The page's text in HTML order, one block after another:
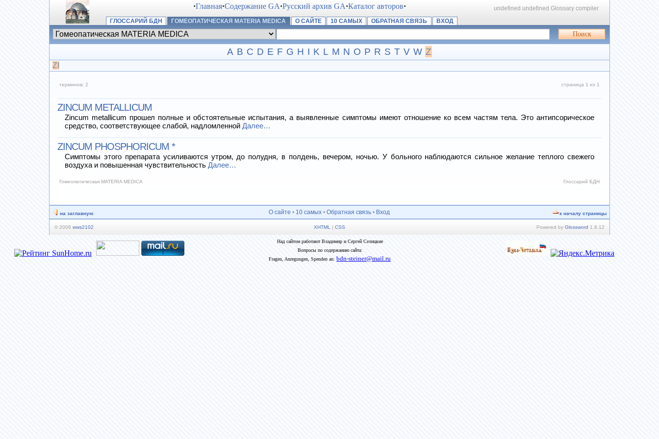
·Главная·Содержание GA·Русский архив GA·Каталог авторов· undefined undefined Glossary compiler
ГЛОССАРИЙ БДН
ГОМЕОПАТИЧЕСКАЯ MATERIA MEDICA О САЙТЕ 10 САМЫХ ОБРАТНАЯ СВЯЗЬ ВХОД
A B C D E F G H I K L M N O P R S T V W Z
ZI
терминов: 2 страница 1 из 1
ZINCUM METALLICUM
Zincum metallicum прошел полные и обстоятельные испытания, а выявленные симптомы имеют отношение ко всем частям тела. Это антипсорическое
средство, соответствующее слабой, надломленной Далее…
ZINCUM PHOSPHORICUM *
Симптомы этого препарата усиливаются утром, до полудня, в полдень, вечером, ночью. У больного наблюдаются сильное желание теплого свежего
воздуха и повышенная чувствительность Далее…
Гомеопатическая MATERIA MEDICA Глоссарий БДН
на заглавную О сайте • 10 самых •Обратная связь • Вход к началу страницы
© 2008 wws2102 XHTML | CSS Powered by Glossword 1.8.12
Над сайтом работают Владимир и Сергей Селицкие
Вопросы по содержанию сайта:
Fragen, Anregungen, Spenden an:bdn-steiner@mail.ru